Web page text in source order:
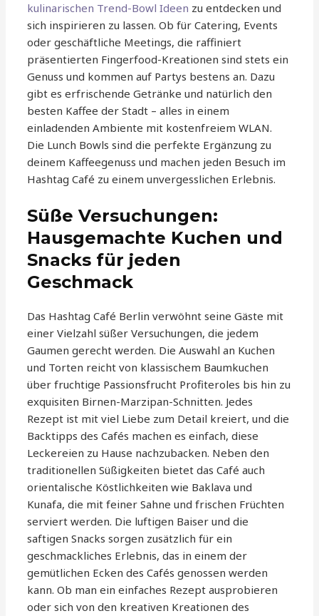
kulinarischen Trend-Bowl Ideen zu entdecken und
sich inspirieren zu lassen. Ob für Catering, Events
oder geschäftliche Meetings, die raffiniert
präsentierten Fingerfood-Kreationen sind stets ein
Genuss und kommen auf Partys bestens an. Dazu
gibt es erfrischende Getränke und natürlich den
besten Kaffee der Stadt – alles in einem
einladenden Ambiente mit kostenfreiem WLAN.
Die Lunch Bowls sind die perfekte Ergänzung zu
deinem Kaffeegenuss und machen jeden Besuch im
Hashtag Café zu einem unvergesslichen Erlebnis.
Süße Versuchungen:
Hausgemachte Kuchen und
Snacks für jeden
Geschmack
Das Hashtag Café Berlin verwöhnt seine Gäste mit
einer Vielzahl süßer Versuchungen, die jedem
Gaumen gerecht werden. Die Auswahl an Kuchen
und Torten reicht von klassischem Baumkuchen
über fruchtige Passionsfrucht Profiteroles bis hin zu
exquisiten Birnen-Marzipan-Schnitten. Jedes
Rezept ist mit viel Liebe zum Detail kreiert, und die
Backtipps des Cafés machen es einfach, diese
Leckereien zu Hause nachzubacken. Neben den
traditionellen Süßigkeiten bietet das Café auch
orientalische Köstlichkeiten wie Baklava und
Kunafa, die mit feiner Sahne und frischen Früchten
serviert werden. Die luftigen Baiser und die
saftigen Snacks sorgen zusätzlich für ein
geschmackliches Erlebnis, das in einem der
gemütlichen Ecken des Cafés genossen werden
kann. Ob man ein einfaches Rezept ausprobieren
oder sich von den kreativen Kreationen des